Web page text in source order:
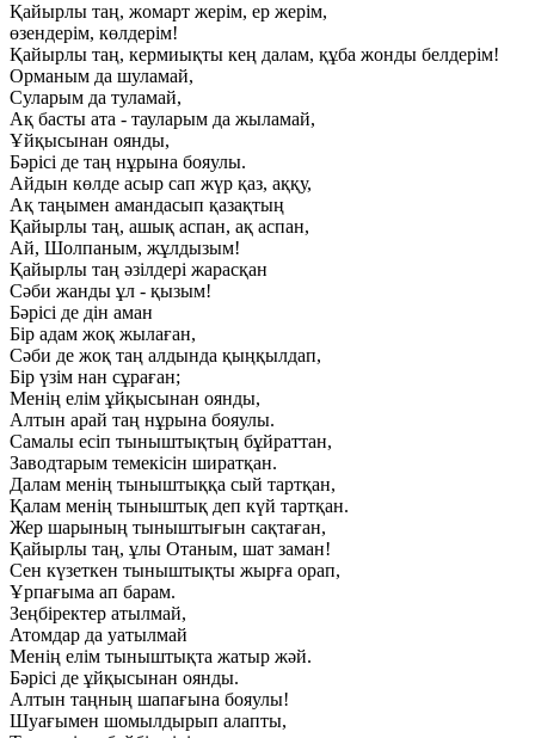
Қайырлы таң, жомарт жерім, ер жерім,
өзендерім, көлдерім!
Қайырлы таң, кермиықты кең далам, құба жонды белдерім!
Орманым да шуламай,
Суларым да туламай,
Ақ басты ата - тауларым да жыламай,
Ұйқысынан оянды,
Бәрісі де таң нұрына бояулы.
Айдын көлде асыр caп жүр қаз, аққу,
Ақ таңымен амандасып қазақтың
Қайырлы таң, ашық аспан, ақ аспан,
Ай, Шолпаным, жұлдызым!
Қайырлы таң әзілдері жарасқан
Сәби жанды ұл - қызым!
Бәрісі де дін аман
Бір адам жоқ жылаған,
Сәби де жоқ таң алдында қыңқылдап,
Бір үзім нан сұраған;
Менің елім ұйқысынан оянды,
Алтын арай таң нұрына бояулы.
Самалы есіп тыныштықтың бұйраттан,
Заводтарым темекісін ширатқан.
Далам менің тыныштыққа сый тартқан,
Қалам менің тыныштық деп күй тартқан.
Жер шарының тыныштығын сақтаған,
Қайырлы таң, ұлы Отаным, шат заман!
Сен күзеткен тыныштықты жырға орап,
Ұрпағыма ап барам.
Зеңбіректер атылмай,
Атомдар да уатылмай
Менің елім тыныштықта жатыр жәй.
Бәрісі де ұйқысынан оянды.
Алтын таңның шапағына бояулы!
Шуағымен шомылдырып алапты,